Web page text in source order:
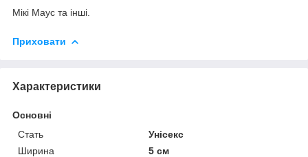
Мікі Маус та інші.
Приховати
Характеристики
Основні
Стать
Унісекс
Ширина
5 см